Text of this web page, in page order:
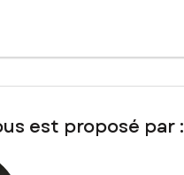
est proposé par :